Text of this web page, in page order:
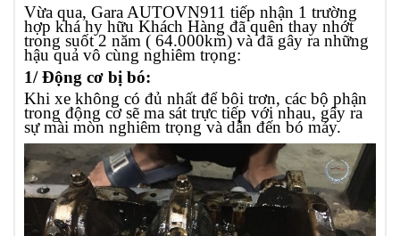
Vừa qua, Gara AUTOVN911 tiếp nhận 1 trường
hợp khá hy hữu Khách Hàng đã quên thay nhớt
trong suốt 2 năm ( 64.000km) và đã gây ra những
hậu quả vô cùng nghiêm trọng:
1/ Động cơ bị bó:
Khi xe không có đủ nhất để bôi trơn, các bộ phận
trong động cơ sẽ ma sát trực tiếp với nhau, gây ra
sự mài mòn nghiêm trọng và dẫn đến bó máy.